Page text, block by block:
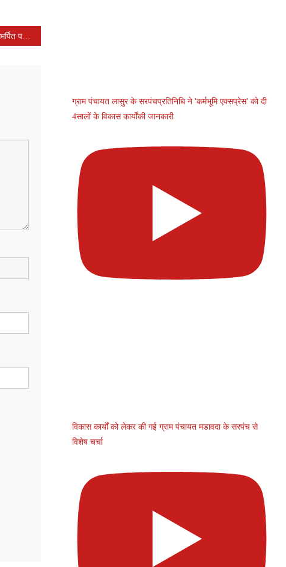
ग्राम पंचायत लासुर के सरपंचप्रतिनिधि ने 'कर्मभूमि एक्सप्रेस' को दी
4सालों के विकास कार्योंकी जानकारी
विकास कार्यों को लेकर की गई ग्राम पंचायत मडावदा के सरपंच से
विशेष चर्चा